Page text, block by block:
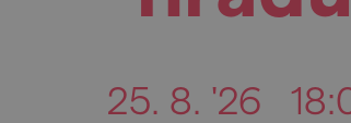
25. 8. '26